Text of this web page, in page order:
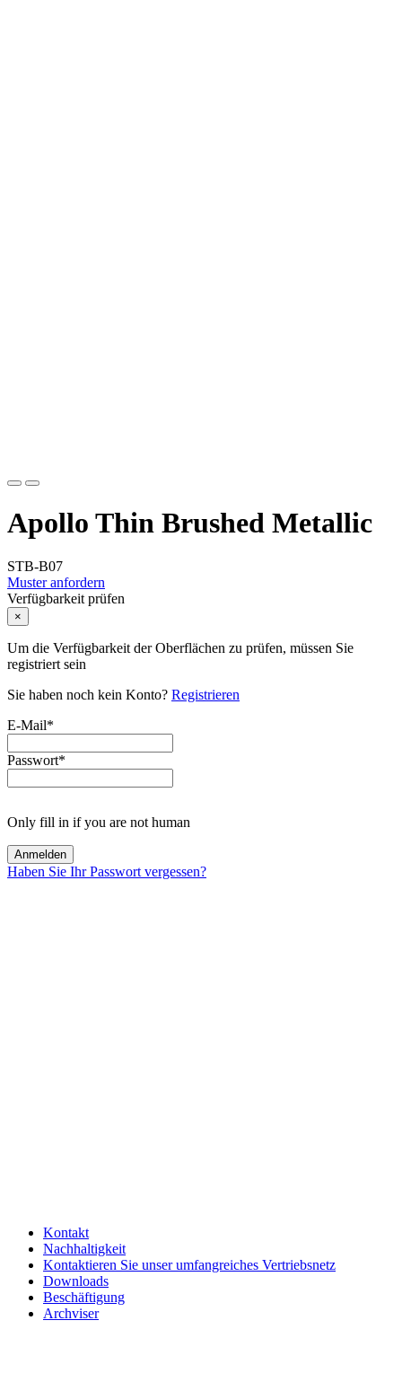
Apollo Thin Brushed Metallic
STB-B07
Muster anfordern
Verfügbarkeit prüfen
×
Um die Verfügbarkeit der Oberflächen zu prüfen, müssen Sie
registriert sein
Sie haben noch kein Konto? Registrieren
E-Mail*
Passwort*
Only fill in if you are not human
Haben Sie Ihr Passwort vergessen?
Kontakt
Nachhaltigkeit
Kontaktieren Sie unser umfangreiches Vertriebsnetz
Downloads
Beschäftigung
Archviser